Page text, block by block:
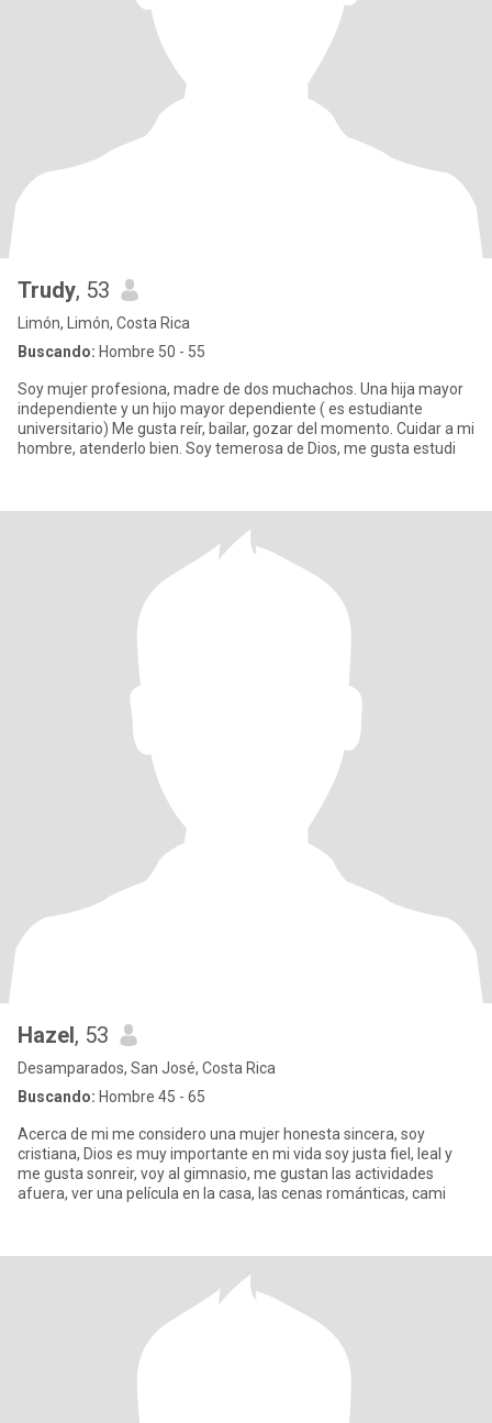
Trudy, 53
Limón, Limón, Costa Rica
Buscando: Hombre 50 - 55
Soy mujer profesiona, madre de dos muchachos. Una hija mayor
independiente y un hijo mayor dependiente ( es estudiante
universitario) Me gusta reír, bailar, gozar del momento. Cuidar a mi
hombre, atenderlo bien. Soy temerosa de Dios, me gusta estudi
Hazel, 53
Desamparados, San José, Costa Rica
Buscando: Hombre 45 - 65
Acerca de mi me considero una mujer honesta sincera, soy
cristiana, Dios es muy importante en mi vida soy justa fiel, leal y
me gusta sonreir, voy al gimnasio, me gustan las actividades
afuera, ver una película en la casa, las cenas románticas, cami